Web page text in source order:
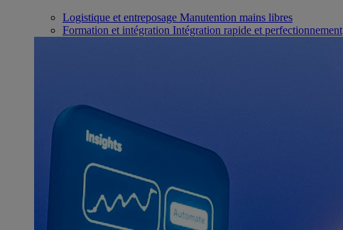
Logistique et entreposage Manutention mains libres
Formation et intégration Intégration rapide et perfectionnement